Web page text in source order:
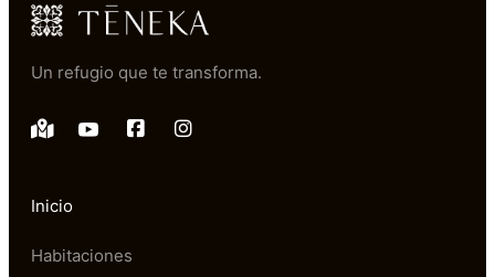
Un refugio que te transforma.
Inicio
Habitaciones